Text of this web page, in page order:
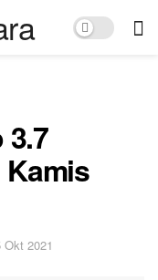
Kamis
Okt 2021